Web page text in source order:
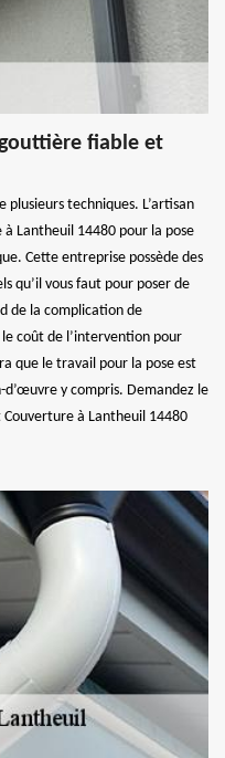
fiable et
techniques. L’artisan
Lantheuil 14480 pour la pose
Cette entreprise possède des
qu’il vous faut pour poser de
de la complication de
coût de l’intervention pour
que le travail pour la pose est
y compris. Demandez le
à Lantheuil 14480